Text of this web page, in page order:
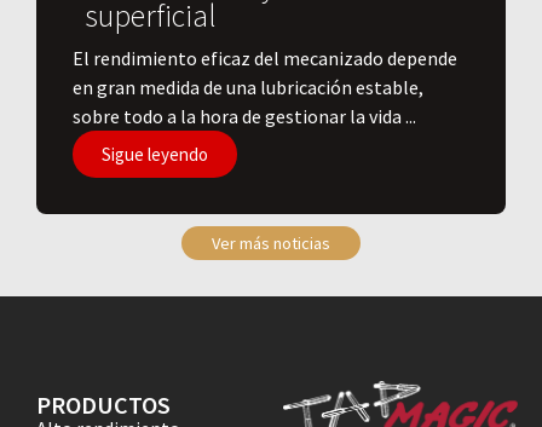
superficial
El rendimiento eficaz del mecanizado depende
en gran medida de una lubricación estable,
sobre todo a la hora de gestionar la vida ...
Sigue leyendo
Ver más noticias
PRODUCTOS